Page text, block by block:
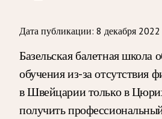
Дата публикации: 8 декабря 2022
Базельская балетная школа
обучения из-за отсутствия
в Швейцарии только в
получить